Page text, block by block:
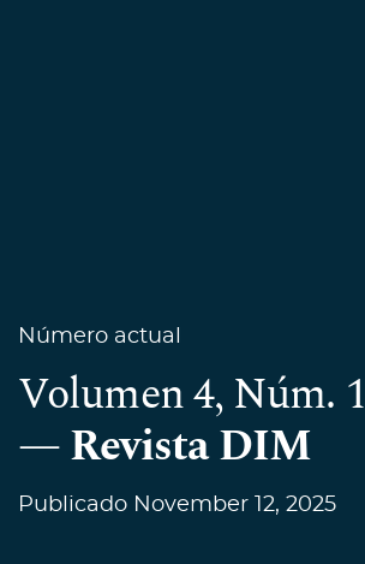
Número actual
Volumen 4,Núm. 1
Revista DIM
Publicado November 12, 2025